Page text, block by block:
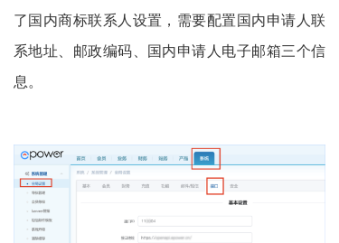
了国内商标联系人设置，需要配置国内申请人联
系地址、邮政编码、国内申请人电子邮箱三个信
息。